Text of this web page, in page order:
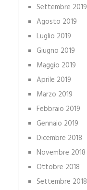
Settembre 2019
Agosto 2019
Luglio 2019
Giugno 2019
Maggio 2019
Aprile 2019
Marzo 2019
Febbraio 2019
Gennaio 2019
Dicembre 2018
Novembre 2018
Ottobre 2018
Settembre 2018